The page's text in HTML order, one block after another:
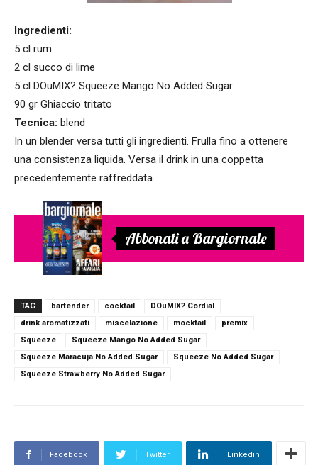
Ingredienti:
5 cl rum
2 cl succo di lime
5 cl DOuMIX? Squeeze Mango No Added Sugar
90 gr Ghiaccio tritato
Tecnica: blend
In un blender versa tutti gli ingredienti. Frulla fino a ottenere
una consistenza liquida. Versa il drink in una coppetta
precedentemente raffreddata.
Abbonati a Bargiornale
TAG bartender cocktail
DOuMIX? Cordial
drink aromatizzati
miscelazione mocktail
premix
Squeeze
Squeeze Mango No Added Sugar
Squeeze Maracuja No Added Sugar
Squeeze No Added Sugar
Squeeze Strawberry No Added Sugar
Facebook Twitter Linkedin